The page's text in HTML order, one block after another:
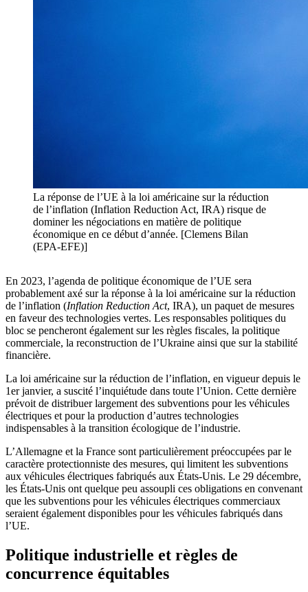
La réponse de l’UE à la loi américaine sur la réduction
de l’inflation (Inflation Reduction Act, IRA) risque de
dominer les négociations en matière de politique
économique en ce début d’année. [Clemens Bilan
(EPA-EFE)]
En 2023, l’agenda de politique économique de l’UE sera
probablement axé sur la réponse à la loi américaine sur la réduction
de l’inflation (Inflation Reduction Act, IRA), un paquet de mesures
en faveur des technologies vertes. Les responsables politiques du
bloc se pencheront également sur les règles fiscales, la politique
commerciale, la reconstruction de l’Ukraine ainsi que sur la stabilité
financière.
La loi américaine sur la réduction de l’inflation, en vigueur depuis le
1er janvier, a suscité l’inquiétude dans toute l’Union. Cette dernière
prévoit de distribuer largement des subventions pour les véhicules
électriques et pour la production d’autres technologies
indispensables à la transition écologique de l’industrie.
L’Allemagne et la France sont particulièrement préoccupées par le
caractère protectionniste des mesures, qui limitent les subventions
aux véhicules électriques fabriqués aux États-Unis. Le 29 décembre,
les États-Unis ont quelque peu assoupli ces obligations en convenant
que les subventions pour les véhicules électriques commerciaux
seraient également disponibles pour les véhicules fabriqués dans
l’UE.
Politique industrielle et règles de
concurrence équitables